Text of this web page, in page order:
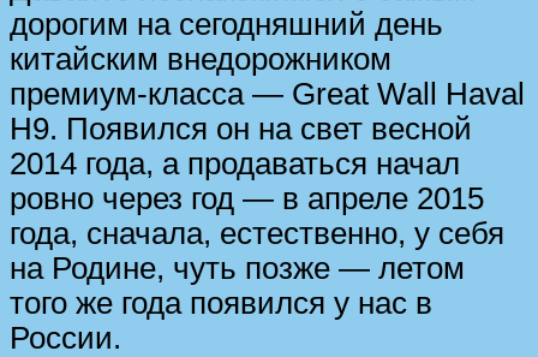
дорогим на сегодняшний день
китайским внедорожником
премиум-класса — Great Wall Haval
H9. Появился он на свет весной
2014 года, а продаваться начал
ровно через год — в апреле 2015
года, сначала, естественно, у себя
на Родине, чуть позже — летом
того же года появился у нас в
России.